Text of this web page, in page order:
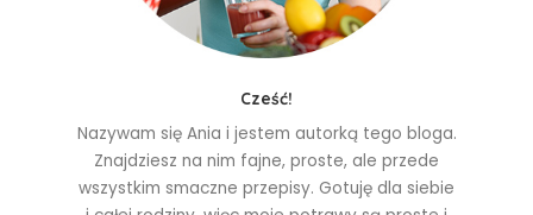
Cześć!
Nazywam się Ania i jestem autorką tego bloga.
Znajdziesz na nim fajne, proste, ale przede
wszystkim smaczne przepisy. Gotuję dla siebie